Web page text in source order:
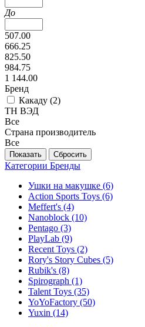
До
507.00
666.25
825.50
984.75
1 144.00
Бренд
Какаду (2)
ТН ВЭД
Все
Страна производитель
Все
Категории Бренды
Ушки на макушке (6)
Action Sports Toys (6)
Meffert's (4)
Nanoblock (10)
Pentago (3)
PlayLab (9)
Recent Toys (2)
Rory's Story Cubes (5)
Rubik's (8)
Spirograph (1)
Talent Toys (35)
YoYoFactory (50)
Yuxin (14)